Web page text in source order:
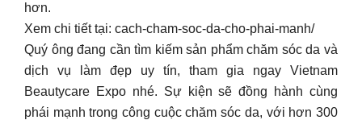
hơn.
Xem chi tiết tại: cach-cham-soc-da-cho-phai-manh/
Quý ông đang cần tìm kiếm sản phẩm chăm sóc da và
dịch vụ làm đẹp uy tín, tham gia ngay Vietnam
Beautycare Expo nhé. Sự kiện sẽ đồng hành cùng
phái mạnh trong công cuộc chăm sóc da, với hơn 300